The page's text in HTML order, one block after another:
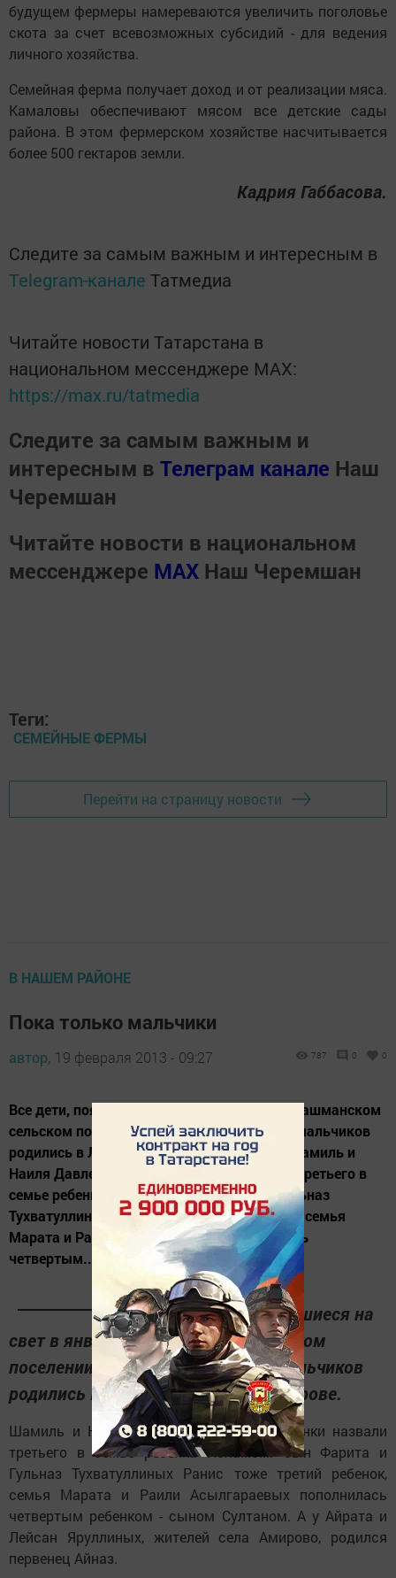
будущем фермеры намереваются увеличить поголовье
скота за счет всевозможных субсидий - для ведения
личного хозяйства.
Семейная ферма получает доход и от реализации мяса.
Камаловы обеспечивают мясом все детские сады
района. В этом фермерском хозяйстве насчитывается
более 500 гектаров земли.
Кадрия Габбасова.
Следите за самым важным и интересным в
Telegram-канале Татмедиа
Читайте новости Татарстана в
национальном мессенджере MАХ:
https://max.ru/tatmedia
Следите за самым важным и
интересным в Телеграм канале Наш
Черемшан
Читайте новости в национальном
мессенджере MАХ Наш Черемшан
Теги:
СЕМЕЙНЫЕ ФЕРМЫ
Перейти на страницу новости
В НАШЕМ РАЙОНЕ
Пока только мальчики
автор, 19 февраля 2013 - 09:27 787 0 0
Все дети, появившиеся на свет в январе в Лашманском
сельском поселении, мужского пола. Трое мальчиков
родились в Лашманке, один - в Амирове. Шамиль и
Наиля Давлетшины из Лашманки назвали третьего в
семье ребенка Исламом. Сын Фарита и Гульназ
Тухватуллиных Ранис тоже третий ребенок, семья
Марата и Раили Асылгараевых пополнилась
четвертым...
Все дети, появившиеся на
свет в январе в Лашманском сельском
поселении, мужского пола. Трое мальчиков
родились в Лашманке, один - в Амирове.
Шамиль и Наиля Давлетшины из Лашманки назвали
третьего в семье ребенка Исламом. Сын Фарита и
Гульназ Тухватуллиных Ранис тоже третий ребенок,
семья Марата и Раили Асылгараевых пополнилась
четвертым ребенком - сыном Султаном. А у Айрата и
Лейсан Яруллиных, жителей села Амирово, родился
первенец Айназ.